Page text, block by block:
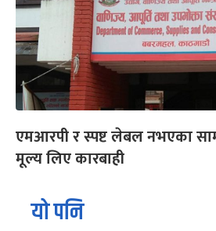
एमआरपी र स्पष्ट लेबल नभएका
मूल्य लिए कारबाही
यो पनि